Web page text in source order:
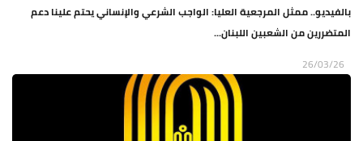
بالفيديو.. ممثل المرجعية العليا: الواجب الشرعي والإنساني يحتم علينا دعم
المتضررين من الشعبين اللبنان...
26/03/26